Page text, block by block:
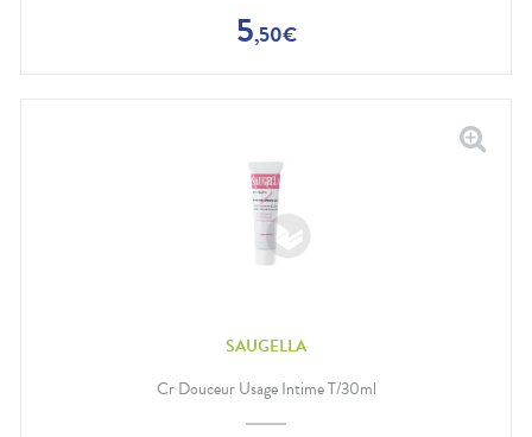
5,50€
SAUGELLA
Cr Douceur Usage Intime T/30ml